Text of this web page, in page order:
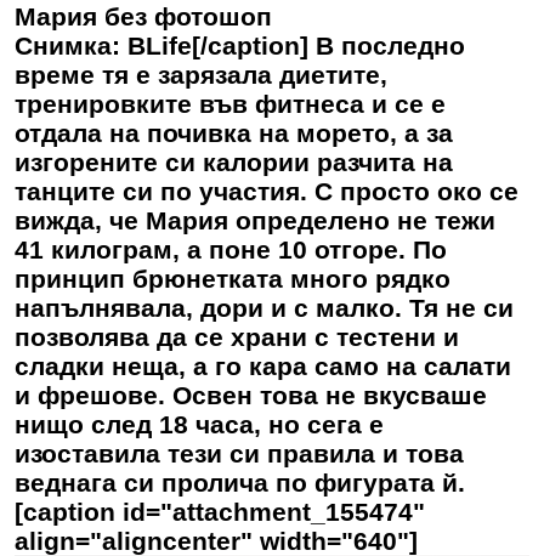
Мария без фотошоп
Снимка: BLife[/caption] В последно
време тя е зарязала диетите,
тренировките във фитнеса и се е
отдала на почивка на морето, а за
изгорените си калории разчита на
танците си по участия. С просто око се
вижда, че Мария определено не тежи
41 килограм, а поне 10 отгоре. По
принцип брюнетката много рядко
напълнявала, дори и с малко. Тя не си
позволява да се храни с тестени и
сладки неща, а го кара само на салати
и фрешове. Освен това не вкусваше
нищо след 18 часа, но сега е
изоставила тези си правила и това
веднага си пролича по фигурата й.
[caption id="attachment_155474"
align="aligncenter" width="640"]